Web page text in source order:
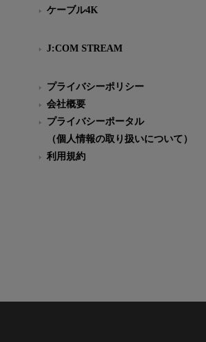
ケーブル4K
J:COM STREAM
プライバシーポリシー
会社概要
プライバシーポータル
（個人情報の取り扱いについて）
利用規約